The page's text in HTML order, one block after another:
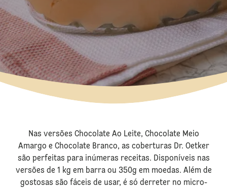
Nas versões Chocolate Ao Leite, Chocolate Meio
Amargo e Chocolate Branco, as coberturas Dr. Oetker
são perfeitas para inúmeras receitas. Disponíveis nas
versões de 1 kg em barra ou 350g em moedas. Além de
gostosas são fáceis de usar, é só derreter no micro-